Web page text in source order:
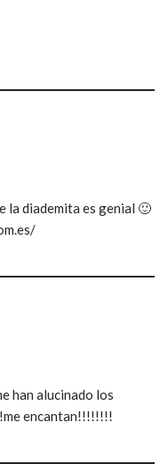
la diademita es genial 🙂
han alucinado los
encantan!!!!!!!!